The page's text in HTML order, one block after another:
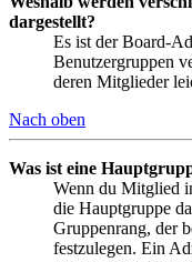
dargestellt?
Es ist der Board-
Benutzergruppen
deren Mitglieder
Nach oben
Was ist eine
Wenn du Mitglied
die Hauptgruppe
Gruppenrang, der
festzulegen. Ein